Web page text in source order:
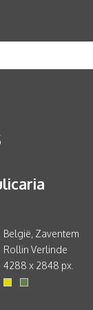
België, Zaventem
Rollin Verlinde
4288 x 2848 px.